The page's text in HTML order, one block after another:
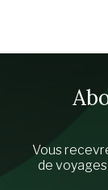
Vous
de